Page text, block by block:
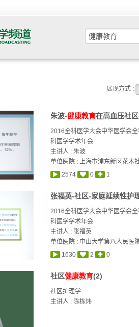
展现方式 :
朱波-健康教育在高血压社
2016全科医学大会中华医学会
科医学学术年会
主讲人 :朱波
单位医院 : 上海市浦东新区花木
2574
0 1
张福英-社区-家庭延续性护
2016全科医学大会中华医学会
科医学学术年会
主讲人 : 张福英
单位医院 : 中山大学第八人民医
1630
2 0
社区健康教育(2)
社区护理学
主讲人 : 陈栋炜